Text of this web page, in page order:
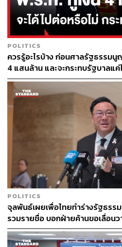
POLITICS
ควรรู้อะไรบ้าง ก่อนศาลรัฐธรรม
4 แสนล้าน และจะกระทบรัฐบาลแค่
POLITICS
จุลพันธ์เผยเพื่อไทยทำร่างรัฐธรร
รวมรายชื่อ บอกฝ่ายค้านขอเลื่อน
ทินแจงรายละเอียด